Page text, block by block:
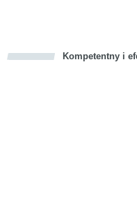
Kompetentny i